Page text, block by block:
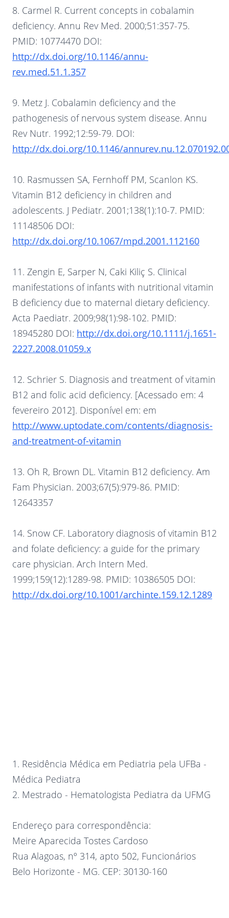
8. Carmel R. Current concepts in cobalamin
deficiency. Annu Rev Med. 2000;51:357-75.
PMID: 10774470 DOI:
http://dx.doi.org/10.1146/annu-
rev.med.51.1.357
9. Metz J. Cobalamin deficiency and the
pathogenesis of nervous system disease. Annu
Rev Nutr. 1992;12:59-79. DOI:
http://dx.doi.org/10.1146/
10. Rasmussen SA, Fernhoff PM, Scanlon KS.
Vitamin B12 deficiency in children and
adolescents. J Pediatr. 2001;138(1):10-7. PMID:
11148506 DOI:
http://dx.doi.org/10.1067/mpd.2001.112160
11. Zengin E, Sarper N, Caki Kiliç S. Clinical
manifestations of infants with nutritional vitamin
B deficiency due to maternal dietary deficiency.
Acta Paediatr. 2009;98(1):98-102. PMID:
18945280 DOI: http://dx.doi.org/10.1111/j.1651-
2227.2008.01059.x
12. Schrier S. Diagnosis and treatment of vitamin
B12 and folic acid deficiency. [Acessado em: 4
fevereiro 2012]. Disponível em: em
http://www.uptodate.com/contents/diagnosis-
and-treatment-of-vitamin
13. Oh R, Brown DL. Vitamin B12 deficiency. Am
Fam Physician. 2003;67(5):979-86. PMID:
12643357
14. Snow CF. Laboratory diagnosis of vitamin B12
and folate deficiency: a guide for the primary
care physician. Arch Intern Med.
1999;159(12):1289-98. PMID: 10386505 DOI:
http://dx.doi.org/10.1001/archinte.159.12.1289
1. Residência Médica em Pediatria pela UFBa -
Médica Pediatra
2. Mestrado - Hematologista Pediatra da UFMG
Endereço para correspondência:
Meire Aparecida Tostes Cardoso
Rua Alagoas, nº 314, apto 502, Funcionários
Belo Horizonte - MG. CEP: 30130-160